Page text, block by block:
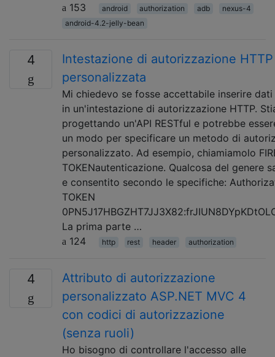
153
android authorization adb
nexus-4
android-4.2-jelly-bean
4
Intestazione di autorizzazione HTTP
personalizzata
Mi chiedevo se fosse accettabile inserire
in un'intestazione di autorizzazione HTTP.
progettando un'API RESTful e potrebbe
un modo per specificare un metodo di
personalizzato. Ad esempio, chiamiamolo
TOKENautenticazione. Qualcosa del genere
e consentito secondo le specifiche:
TOKEN
La prima parte …
124
http rest header authorization
4
Attributo di autorizzazione
personalizzato ASP.NET MVC 4
con codici di autorizzazione
(senza ruoli)
Ho bisogno di controllare l'accesso alle